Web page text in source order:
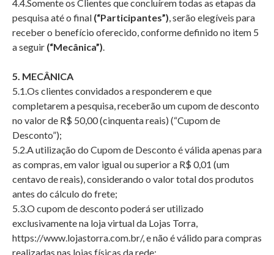
4.4.Somente os Clientes que concluírem todas as etapas da
pesquisa até o final (“Participantes”), serão elegíveis para
receber o benefício oferecido, conforme definido no item 5
a seguir (“Mecânica”).
5. MECÂNICA
5.1.Os clientes convidados a responderem e que
completarem a pesquisa, receberão um cupom de desconto
no valor de R$ 50,00 (cinquenta reais) (“Cupom de
Desconto”);
5.2.A utilização do Cupom de Desconto é válida apenas para
as compras, em valor igual ou superior a R$ 0,01 (um
centavo de reais), considerando o valor total dos produtos
antes do cálculo do frete;
5.3.O cupom de desconto poderá ser utilizado
exclusivamente na loja virtual da Lojas Torra,
https://www.lojastorra.com.br/, e não é válido para compras
realizadas nas lojas físicas da rede;